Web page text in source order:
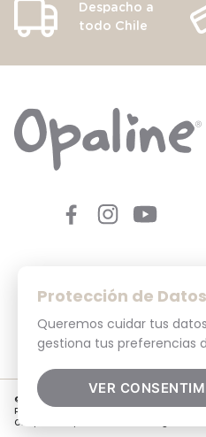
Protección de Datos
Queremos cuidar tus
gestiona tus preferencias
VER
Despacho a
todo Chile
© 2025. Todos los derechos reservados
Por tu seguridad, recuerda revisar
Comprar en opaline.cl es 100% seguro.